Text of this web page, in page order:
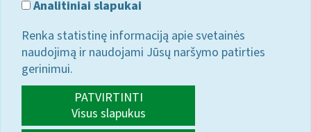
Analitiniai slapukai
Renka statistinę informaciją apie svetainės
naudojimą ir naudojami Jūsų naršymo patirties
gerinimui.
PATVIRTINTI
Visus slapukus